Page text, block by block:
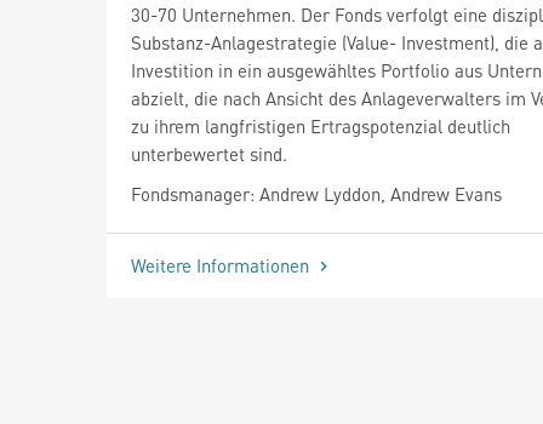
30-70 Unternehmen. Der Fonds verfolgt eine
Substanz-Anlagestrategie (Value- Investment), die
Investition in ein ausgewähltes Portfolio aus
abzielt, die nach Ansicht des Anlageverwalters im
zu ihrem langfristigen Ertragspotenzial deutlich
unterbewertet sind.
Fondsmanager: Andrew Lyddon, Andrew Evans
Weitere Informationen